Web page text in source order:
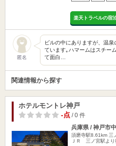
楽天トラベルの宿
匿名
ビルの中にありますが、温
ています｡ハマームはスチー
て面白…
関連情報から探す
ホテルモントレ神戸
-点/ 0 件
兵庫県 / 神戸市
須磨寺駅8.61km 三
ＪＲ 三ノ宮駅より